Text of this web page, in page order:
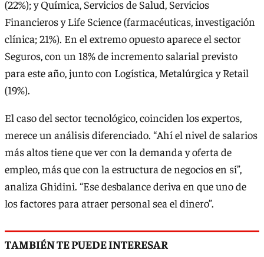
(22%); y Química, Servicios de Salud, Servicios
Financieros y Life Science (farmacéuticas, investigación
clínica; 21%). En el extremo opuesto aparece el sector
Seguros, con un 18% de incremento salarial previsto
para este año, junto con Logística, Metalúrgica y Retail
(19%).
El caso del sector tecnológico, coinciden los expertos,
merece un análisis diferenciado. “Ahí el nivel de salarios
más altos tiene que ver con la demanda y oferta de
empleo, más que con la estructura de negocios en sí”,
analiza Ghidini. “Ese desbalance deriva en que uno de
los factores para atraer personal sea el dinero”.
TAMBIÉN TE PUEDE INTERESAR